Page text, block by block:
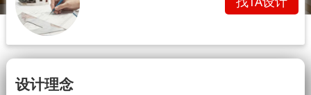
设计理念